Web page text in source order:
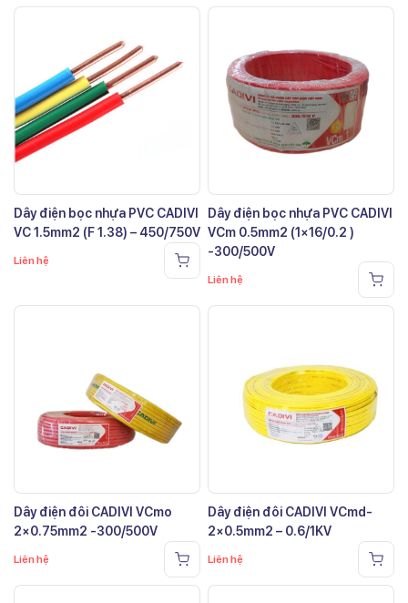
Dây điện bọc nhựa PVC CADIVI
VC 1.5mm2 (F 1.38) – 450/750V
Liên hệ
Dây điện bọc nhựa PVC CADIVI
VCm 0.5mm2 (1×16/0.2 )
-300/500V
Liên hệ
Dây điện đôi CADIVI VCmo
2×0.75mm2 -300/500V
Liên hệ
Dây điện đôi CADIVI VCmd-
2×0.5mm2 – 0.6/1KV
Liên hệ